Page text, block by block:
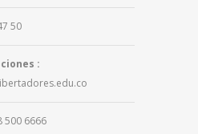
50
:
500 6666